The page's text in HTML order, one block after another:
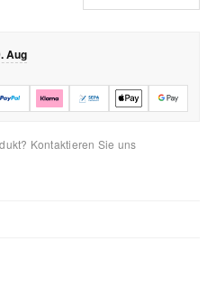
Aug
Kontaktieren Sie uns